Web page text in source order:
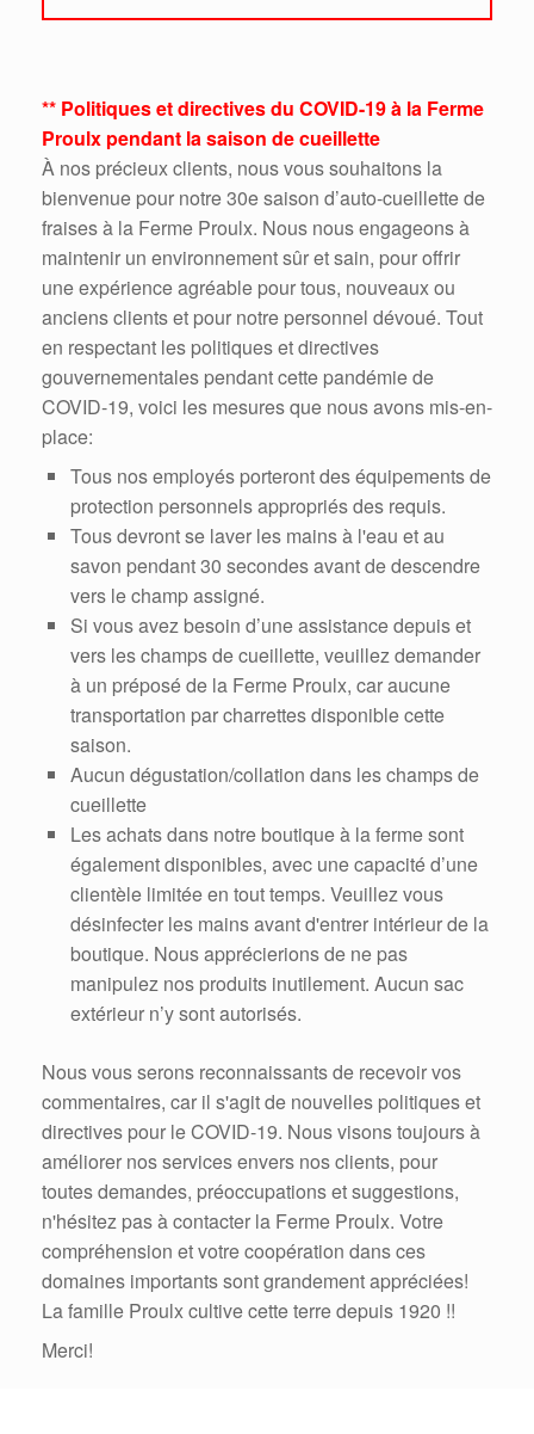
** Politiques et directives du COVID-19 à la Ferme
Proulx pendant la saison de cueillette
À nos précieux clients, nous vous souhaitons la
bienvenue pour notre 30e saison d’auto-cueillette de
fraises à la Ferme Proulx. Nous nous engageons à
maintenir un environnement sûr et sain, pour offrir
une expérience agréable pour tous, nouveaux ou
anciens clients et pour notre personnel dévoué. Tout
en respectant les politiques et directives
gouvernementales pendant cette pandémie de
COVID-19, voici les mesures que nous avons mis-en-
place:
Tous nos employés porteront des équipements de
protection personnels appropriés des requis.
Tous devront se laver les mains à l'eau et au
savon pendant 30 secondes avant de descendre
vers le champ assigné.
Si vous avez besoin d’une assistance depuis et
vers les champs de cueillette, veuillez demander
à un préposé de la Ferme Proulx, car aucune
transportation par charrettes disponible cette
saison.
Aucun dégustation/collation dans les champs de
cueillette
Les achats dans notre boutique à la ferme sont
également disponibles, avec une capacité d’une
clientèle limitée en tout temps. Veuillez vous
désinfecter les mains avant d'entrer intérieur de la
boutique. Nous apprécierions de ne pas
manipulez nos produits inutilement. Aucun sac
extérieur n’y sont autorisés.
Nous vous serons reconnaissants de recevoir vos
commentaires, car il s'agit de nouvelles politiques et
directives pour le COVID-19. Nous visons toujours à
améliorer nos services envers nos clients, pour
toutes demandes, préoccupations et suggestions,
n'hésitez pas à contacter la Ferme Proulx. Votre
compréhension et votre coopération dans ces
domaines importants sont grandement appréciées!
La famille Proulx cultive cette terre depuis 1920 !!
Merci!